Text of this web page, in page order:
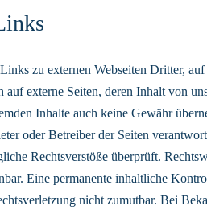
zu externen Webseiten Dritter,
auf externe Seiten, deren Inhalt von
Inhalte auch keine Gewähr
oder Betreiber der Seiten
Rechtsverstöße überprüft.
Eine permanente inhaltliche
nicht zumutbar. Bei